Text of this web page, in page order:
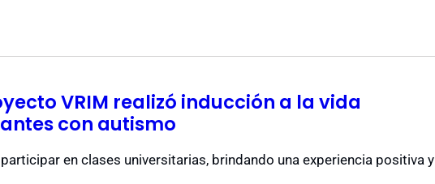
VRIM realizó inducción a la vida
con autismo
en clases universitarias, brindando una experiencia positiva y